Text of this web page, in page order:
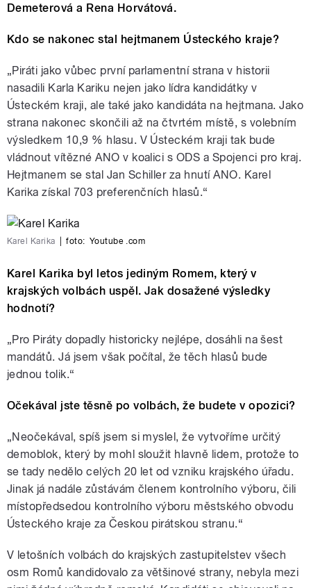
Demeterová a Rena Horvátová.
Kdo se nakonec stal hejtmanem Ústeckého kraje?
„Piráti jako vůbec první parlamentní strana v historii
nasadili Karla Kariku nejen jako lídra kandidátky v
Ústeckém kraji, ale také jako kandidáta na hejtmana. Jako
strana nakonec skončili až na čtvrtém místě, s volebním
výsledkem 10,9 % hlasu. V Ústeckém kraji tak bude
vládnout vítězné ANO v koalici s ODS a Spojenci pro kraj.
Hejtmanem se stal Jan Schiller za hnutí ANO. Karel
Karika získal 703 preferenčních hlasů.“
Karel Karika foto: Youtube .com
Karel Karika byl letos jediným Romem, který v
krajských volbách uspěl. Jak dosažené výsledky
hodnotí?
„Pro Piráty dopadly historicky nejlépe, dosáhli na šest
mandátů. Já jsem však počítal, že těch hlasů bude
jednou tolik.“
Očekával jste těsně po volbách, že budete v opozici?
„Neočekával, spíš jsem si myslel, že vytvoříme určitý
demoblok, který by mohl sloužit hlavně lidem, protože to
se tady nedělo celých 20 let od vzniku krajského úřadu.
Jinak já nadále zůstávám členem kontrolního výboru, čili
místopředsedou kontrolního výboru městského obvodu
Ústeckého kraje za Českou pirátskou stranu.“
V letošních volbách do krajských zastupitelstev všech
osm Romů kandidovalo za většinové strany, nebyla mezi